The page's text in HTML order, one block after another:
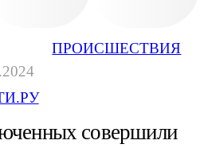
ПРОИСШЕСТВИЯ
совершили